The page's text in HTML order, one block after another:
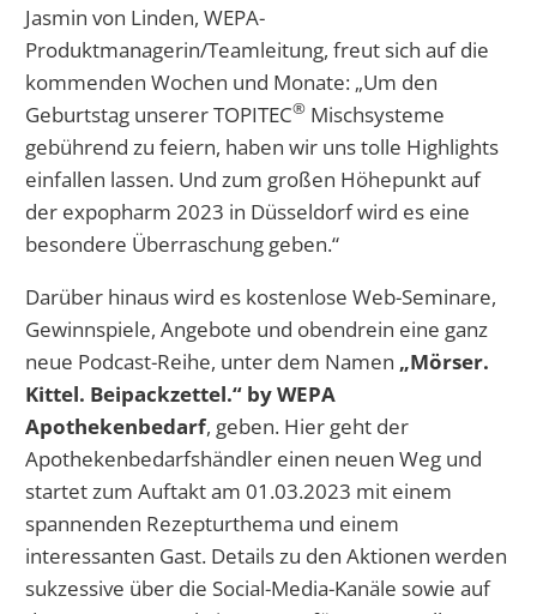
Jasmin von Linden, WEPA-
Produktmanagerin/Teamleitung, freut sich auf die
kommenden Wochen und Monate: „Um den
Geburtstag unserer TOPITEC® Mischsysteme
gebührend zu feiern, haben wir uns tolle Highlights
einfallen lassen. Und zum großen Höhepunkt auf
der expopharm 2023 in Düsseldorf wird es eine
besondere Überraschung geben.“
Darüber hinaus wird es kostenlose Web-Seminare,
Gewinnspiele, Angebote und obendrein eine ganz
neue Podcast-Reihe, unter dem Namen „Mörser.
Kittel. Beipackzettel.“ by WEPA
Apothekenbedarf, geben. Hier geht der
Apothekenbedarfshändler einen neuen Weg und
startet zum Auftakt am 01.03.2023 mit einem
spannenden Rezepturthema und einem
interessanten Gast. Details zu den Aktionen werden
sukzessive über die Social-Media-Kanäle sowie auf